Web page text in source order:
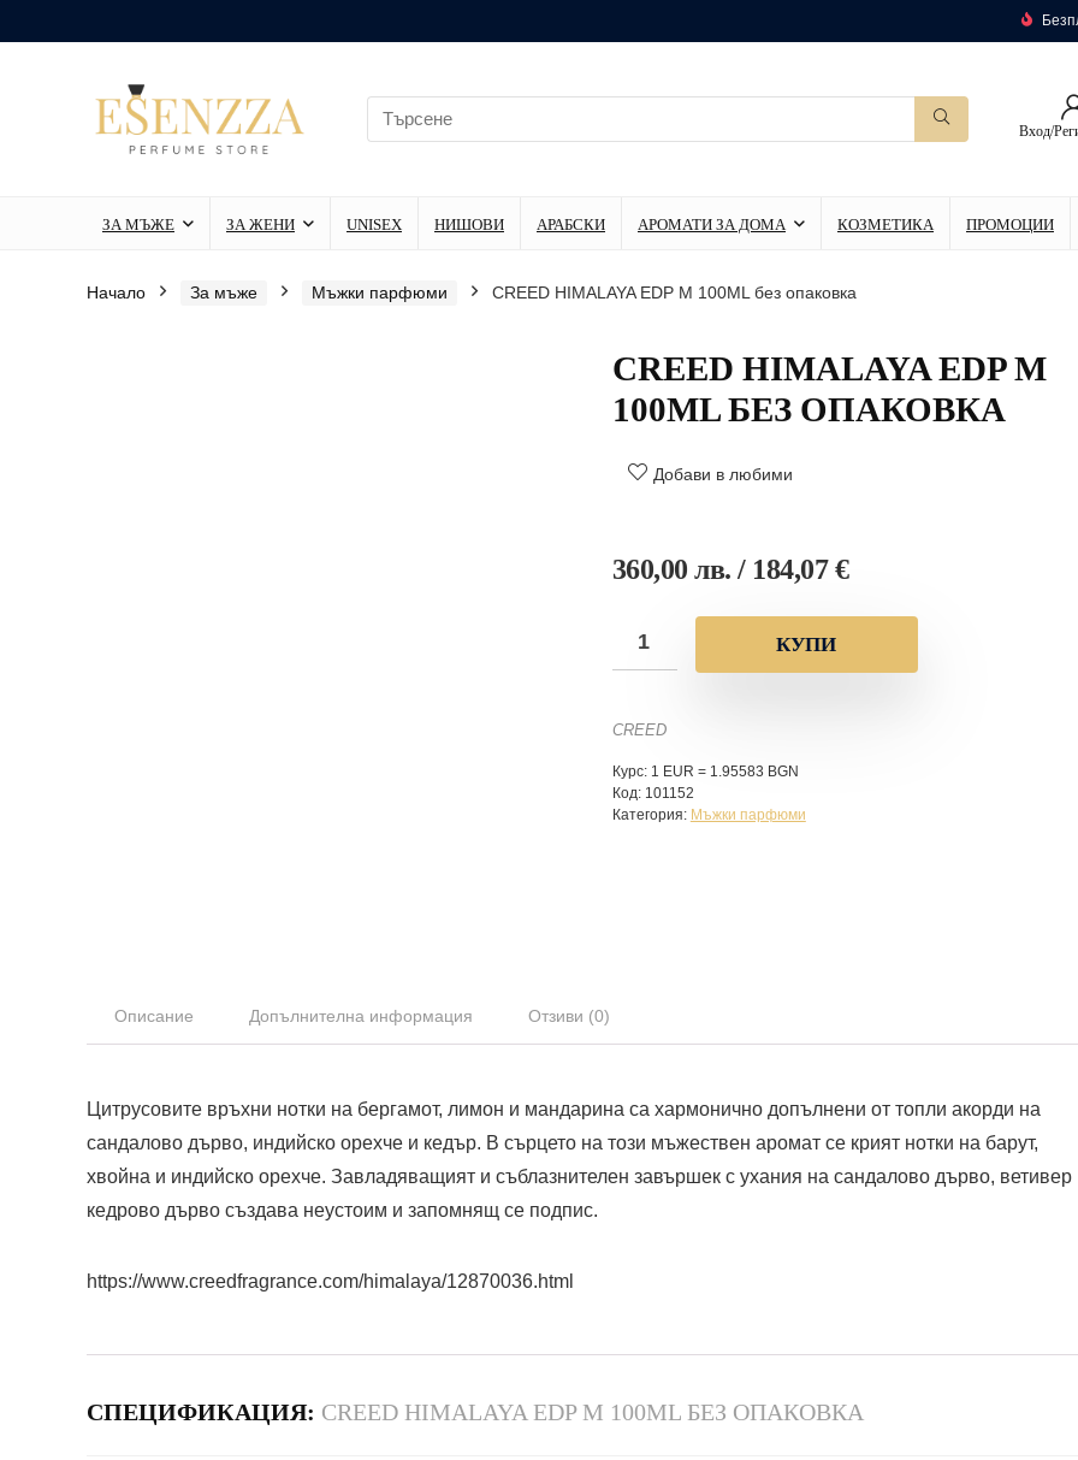
Вход/
ЗА МЪЖЕ ЗА ЖЕНИ UNISEX НИШОВИ АРАБСКИ АРОМАТИ ЗА ДОМА КОЗМЕТИКА ПРОМОЦИИ
Начало За мъже Мъжки парфюми CREED HIMALAYA EDP M 100ML без опаковка
CREED HIMALAYA EDP M
100ML БЕЗ ОПАКОВКА
Добави в любими
360,00лв. / 184,07 €
КУПИ
CREED
Курс: 1 EUR = 1.95583 BGN
Код: 101152
Категория: Мъжки парфюми
Описание Допълнителна информация Отзиви (0)
Цитрусовите връхни нотки на бергамот, лимон и мандарина са хармонично допълнени от топли акорди на
сандалово дърво, индийско орехче и кедър. В сърцето на този мъжествен аромат се крият нотки на барут,
хвойна и индийско орехче. Завладяващият и съблазнителен завършек с ухания на сандалово дърво, ветивер
кедрово дърво създава неустоим и запомнящ се подпис.
https://www.creedfragrance.com/himalaya/12870036.html
СПЕЦИФИКАЦИЯ: CREED HIMALAYA EDP M 100ML БЕЗ ОПАКОВКА